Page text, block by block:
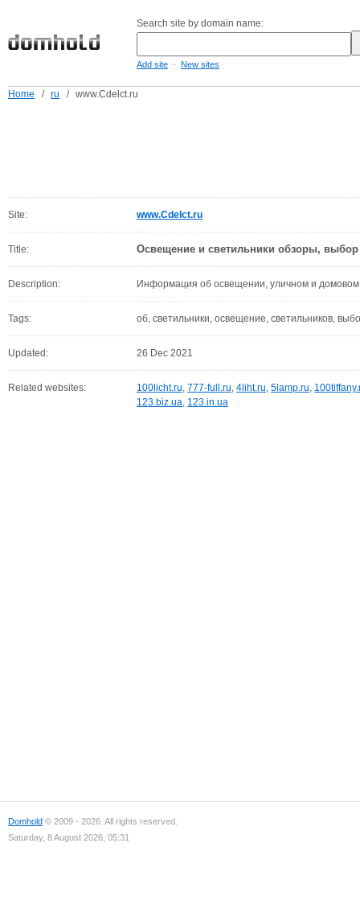
Search site by domain name:
Add site - New sites
Home / ru / www.Cdelct.ru
Site: www.Cdelct.ru
Title: Освещение и светильники обзоры, выбор
Description: Информация об освещении, уличном и
Tags: об, светильники, освещение, светильников,
Updated: 26 Dec 2021
Related websites: 100licht.ru, 777-full.ru, 4liht.ru, 5lamp.ru,
123.biz.ua, 123.in.ua
Domhold © 2009 - 2026. All rights reserved.
Saturday, 8 August 2026, 05:31